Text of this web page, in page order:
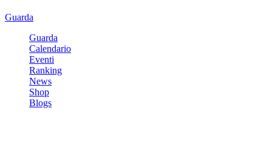
Guarda
Guarda
Calendario
Eventi
Ranking
News
Shop
Blogs